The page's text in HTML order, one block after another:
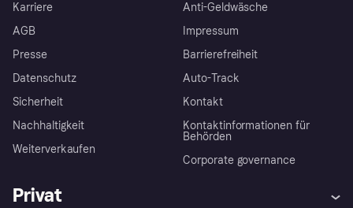
Karriere
AGB
Presse
Datenschutz
Sicherheit
Nachhaltigkeit
Weiterverkaufen
Anti-Geldwäsche
Impressum
Barrierefreiheit
Auto-Track
Kontakt
Kontaktinformationen für
Behörden
Corporate governance
Privat